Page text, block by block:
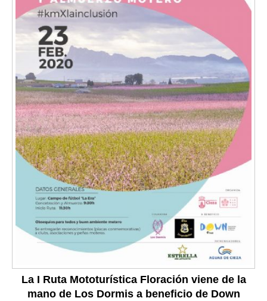
La I Ruta Mototurística Floración viene de la
mano de Los Dormis a beneficio de Down